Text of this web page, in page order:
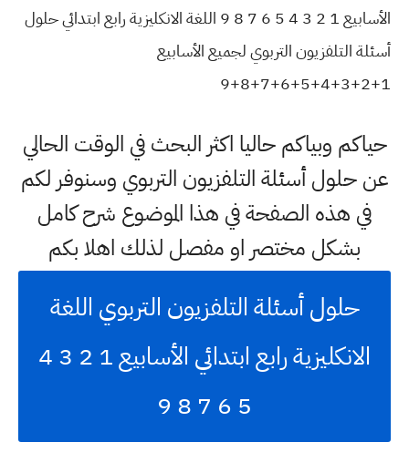
الأسابيع 1 2 3 4 5 6 7 8 9 اللغة الانكليزية رابع ابتدائي حلول
أسئلة التلفزيون التربوي لجميع الأسابيع
1+2+3+4+5+6+7+8+9
حياكم وبياكم حاليا اكثر البحث في الوقت الحالي
عن حلول أسئلة التلفزيون التربوي وسنوفر لكم
في هذه الصفحة في هذا الموضوع شرح كامل
بشكل مختصر او مفصل لذلك اهلا بكم
حلول أسئلة التلفزيون التربوي اللغة
الانكليزية رابع ابتدائي الأسابيع 1 2 3 4
5 6 7 8 9